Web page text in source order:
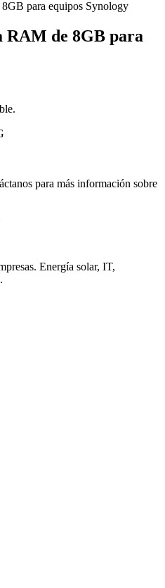
RAM de 8GB para
para más información sobre
Energía solar, IT,